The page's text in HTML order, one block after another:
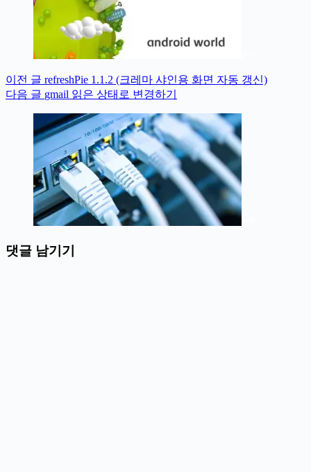
이전 글 refreshPie 1.1.2 (크레마 샤인용 화면 자동 갱신)
다음 글 gmail 읽은 상태로 변경하기
댓글 남기기